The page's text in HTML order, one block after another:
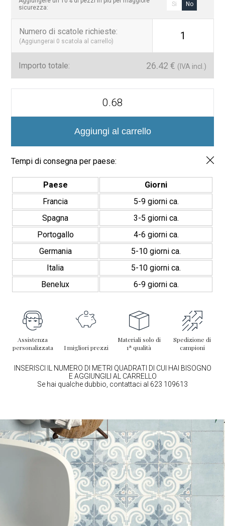
sicurezza:
Si No
Numero di scatole richieste:
(Aggiungerai 0 scatola al carrello) 1
Importo totale: 26.42 € (IVA incl.)
Aggiungi al carrello
Tempi di consegna per paese:
Paese
Giorni
Francia
5-9 giorni ca.
Spagna
3-5 giorni ca.
Portogallo
4-6 giorni ca.
Germania
5-10 giorni ca.
Italia
5-10 giorni ca.
Benelux
6-9 giorni ca.
Assistenza
personalizzata
I migliori prezzi
Materiali solo di
1ª qualità
Spedizione di
campioni
INSERISCI IL NUMERO DI METRI QUADRATI DI CUI HAI BISOGNO
E AGGIUNGILI AL CARRELLO
Se hai qualche dubbio, contattaci al 623 109613